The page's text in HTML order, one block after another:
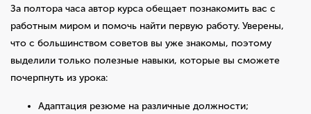
За полтора часа автор курса обещает познакомить вас с
работным миром и помочь найти первую работу. Уверены,
что с большинством советов вы уже знакомы, поэтому
выделили только полезные навыки, которые вы сможете
почерпнуть из урока:
Адаптация резюме на различные должности;